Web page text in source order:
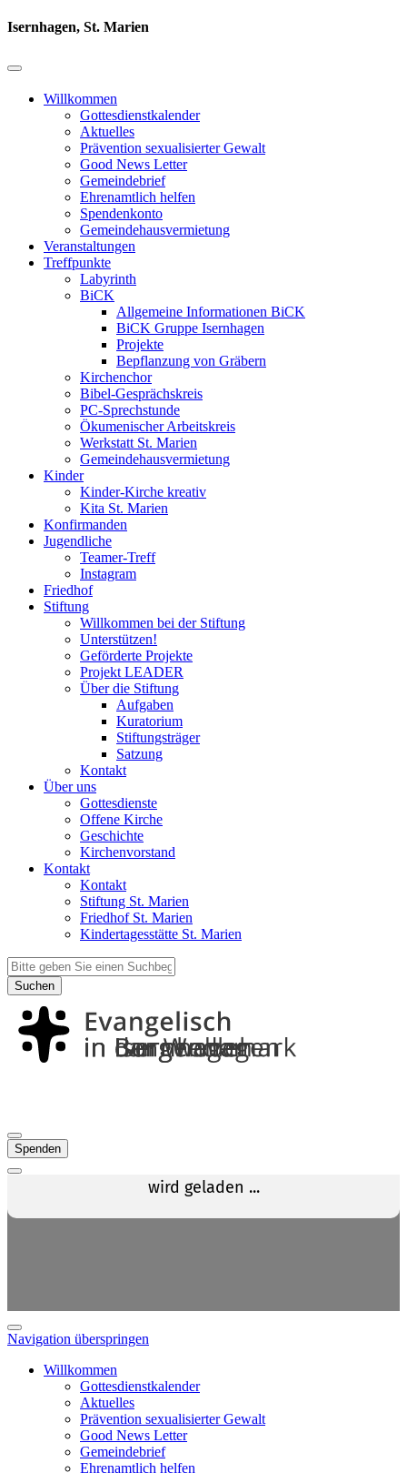
Isernhagen, St. Marien
Willkommen
Gottesdienstkalender
Aktuelles
Prävention sexualisierter Gewalt
Good News Letter
Gemeindebrief
Ehrenamtlich helfen
Spendenkonto
Gemeindehausvermietung
Veranstaltungen
Treffpunkte
Labyrinth
BiCK
Allgemeine Informationen BiCK
BiCK Gruppe Isernhagen
Projekte
Bepflanzung von Gräbern
Kirchenchor
Bibel-Gesprächskreis
PC-Sprechstunde
Ökumenischer Arbeitskreis
Werkstatt St. Marien
Gemeindehausvermietung
Kinder
Kinder-Kirche kreativ
Kita St. Marien
Konfirmanden
Jugendliche
Teamer-Treff
Instagram
Friedhof
Stiftung
Willkommen bei der Stiftung
Unterstützen!
Geförderte Projekte
Projekt LEADER
Über die Stiftung
Aufgaben
Kuratorium
Stiftungsträger
Satzung
Kontakt
Über uns
Gottesdienste
Offene Kirche
Geschichte
Kirchenvorstand
Kontakt
Kontakt
Stiftung St. Marien
Friedhof St. Marien
Kindertagesstätte St. Marien
Suchen
Spenden
Navigation überspringen
Willkommen
Gottesdienstkalender
Aktuelles
Prävention sexualisierter Gewalt
Good News Letter
Gemeindebrief
Ehrenamtlich helfen